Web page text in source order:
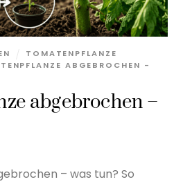
abgebrochen –
TOMATENPFLANZE
ABGEBROCHEN -
– was tun? So